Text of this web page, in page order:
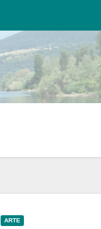
ARTE